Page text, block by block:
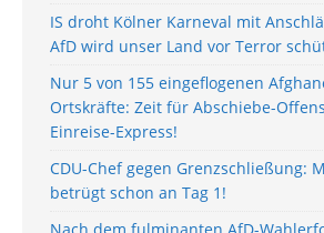
IS droht Kölner Karneval mit
AfD wird unser Land vor Terror
Nur 5 von 155 eingeflogenen
Ortskräfte: Zeit für Abschiebe-
Einreise-Express!
CDU-Chef gegen Grenzschließung:
betrügt schon an Tag 1!